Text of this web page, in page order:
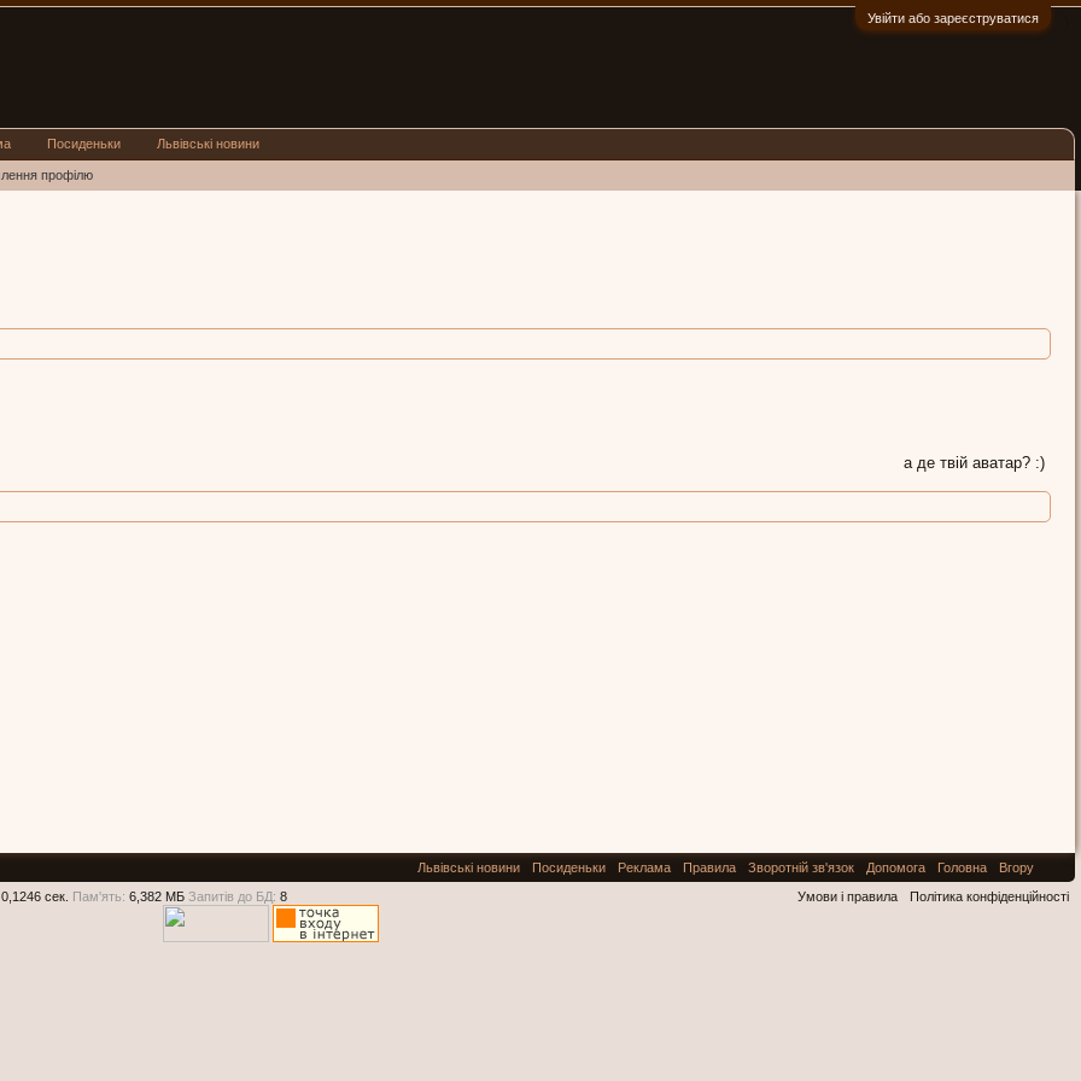
Увійти або зареєструватися
а де твій аватар? :)
профілю
Посиденьки Львівські новини
Львівські новини Посиденьки Реклама Правила Зворотній зв'язок Допомога Головна
Вгору
Умови і правила
Політика конфіденційності
0,1246 сек. Пам'ять: 6,382 МБ Запитів до БД: 8